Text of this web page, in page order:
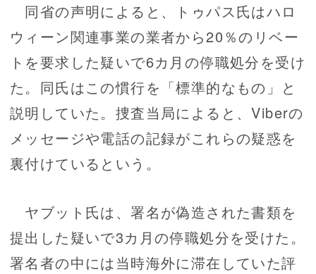
同省の声明によると、トゥパス氏はハロ
ウィーン関連事業の業者から20％のリベー
トを要求した疑いで6カ月の停職処分を受け
た。同氏はこの慣行を「標準的なもの」と
説明していた。捜査当局によると、Viberの
メッセージや電話の記録がこれらの疑惑を
裏付けているという。
ヤブット氏は、署名が偽造された書類を
提出した疑いで3カ月の停職処分を受けた。
署名者の中には当時海外に滞在していた評